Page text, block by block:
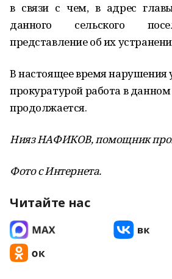
в связи с чем, в адрес
данного сельского
представление об их
В настоящее время нарушения
прокуратурой работа в
продолжается.
Нияз НАФИКОВ,помощник
Фото с Интернета.
Читайте нас